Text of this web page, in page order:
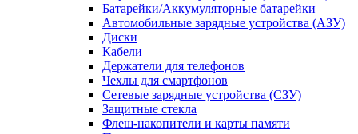
Батарейки/Аккумуляторные батарейки
Автомобильные зарядные устройства (АЗУ)
Диски
Кабели
Держатели для телефонов
Чехлы для смартфонов
Сетевые зарядные устройства (СЗУ)
Защитные стекла
Флеш-накопители и карты памяти